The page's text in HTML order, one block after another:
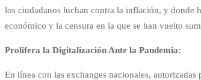
los ciudadanos luchan contra la inflación, y donde
económico y la censura en la que se han vuelto
Prolifera la Digitalización Ante la Pandemia:
En línea con las exchanges nacionales,